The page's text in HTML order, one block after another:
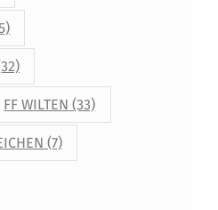
FF WILTEN (33)
(7)